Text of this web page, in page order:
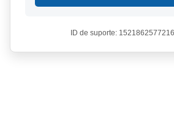
ID de suporte: